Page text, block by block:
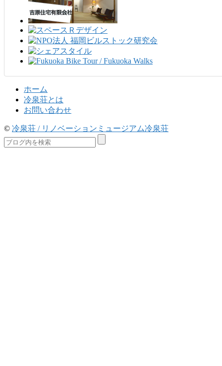
ホーム
冷泉荘とは
お問い合わせ
© 冷泉荘 / リノベーションミュージアム冷泉荘